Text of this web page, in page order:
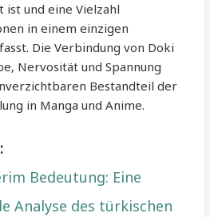
und eine Vielzahl
in einem einzigen
Die Verbindung von Doki
Nervosität und Spannung
Bestandteil der
in Manga und Anime.
Bedeutung: Eine
Analyse des türkischen